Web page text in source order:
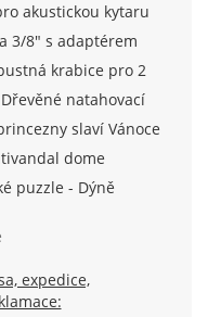
akustickou kytaru
3/8" s adaptérem
krabice pro 2
IP)
natahovací
slaví Vánoce
dome
f2.8mm, IR 20m, D-
puzzle - Dýně
expedice,